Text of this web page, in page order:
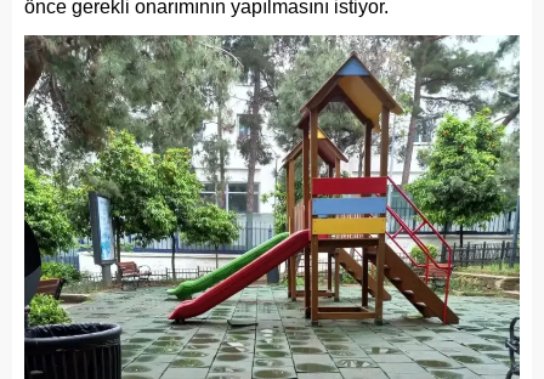
önce gerekli onarımının yapılmasını istiyor.